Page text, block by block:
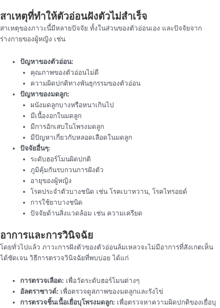
สาเหตุที่ทำให้ตัวอ่อนฝังตัวไม่สำเร็จ
สาเหตุของภาวะนี้มีหลายปัจจัย ทั้งในส่วนของตัวอ่อนเอง และปัจจัยจาก
ร่างกายของผู้หญิง เช่น
ปัญหาของตัวอ่อน:
คุณภาพของตัวอ่อนไม่ดี
ความผิดปกติทางพันธุกรรมของตัวอ่อน
ปัญหาของมดลูก:
ผนังมดลูกบางหรือหนาเกินไป
มีเนื้องอกในมดลูก
มีการอักเสบในโพรงมดลูก
มีปัญหาเกี่ยวกับหลอดเลือดในมดลูก
ปัจจัยอื่นๆ:
ระดับฮอร์โมนผิดปกติ
ภูมิคุ้มกันรบกวนการฝังตัว
อายุของผู้หญิง
โรคประจำตัวบางชนิด เช่น โรคเบาหวาน, โรคไทรอยด์
การใช้ยาบางชนิด
ปัจจัยด้านสิ่งแวดล้อม เช่น ความเครียด
อาการและการวินิจฉัย
โดยทั่วไปแล้ว ภาวะการฝังตัวของตัวอ่อนล้มเหลวจะไม่มีอาการที่สังเกตเห็น
ได้ชัดเจน วิธีการตรวจวินิจฉัยที่พบบ่อย ได้แก่
การตรวจเลือด: เพื่อวัดระดับฮอร์โมนต่างๆ
อัลตราซาวด์: เพื่อตรวจดูสภาพของมดลูกและรังไข่
การตรวจชิ้นเนื้อเยื่อบุโพรงมดลูก: เพื่อตรวจหาความผิดปกติของเยื่อบุ